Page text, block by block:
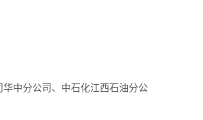
中分公司、中石化江西石油分公